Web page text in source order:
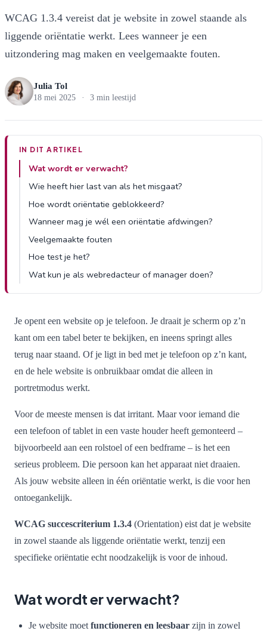
WCAG 1.3.4 vereist dat je website in zowel staande als
liggende oriëntatie werkt. Lees wanneer je een
uitzondering mag maken en veelgemaakte fouten.
Julia Tol
18 mei 2025 · 3 min leestijd
IN DIT ARTIKEL
Wat wordt er verwacht?
Wie heeft hier last van als het misgaat?
Hoe wordt oriëntatie geblokkeerd?
Wanneer mag je wél een oriëntatie afdwingen?
Veelgemaakte fouten
Hoe test je het?
Wat kun je als webredacteur of manager doen?
Je opent een website op je telefoon. Je draait je scherm op z’n
kant om een tabel beter te bekijken, en ineens springt alles
terug naar staand. Of je ligt in bed met je telefoon op z’n kant,
en de hele website is onbruikbaar omdat die alleen in
portretmodus werkt.
Voor de meeste mensen is dat irritant. Maar voor iemand die
een telefoon of tablet in een vaste houder heeft gemonteerd –
bijvoorbeeld aan een rolstoel of een bedframe – is het een
serieus probleem. Die persoon kan het apparaat niet draaien.
Als jouw website alleen in één oriëntatie werkt, is die voor hen
ontoegankelijk.
WCAG succescriterium 1.3.4 (Orientation) eist dat je website
in zowel staande als liggende oriëntatie werkt, tenzij een
specifieke oriëntatie echt noodzakelijk is voor de inhoud.
Wat wordt er verwacht?
Je website moet functioneren en leesbaar zijn in zowel